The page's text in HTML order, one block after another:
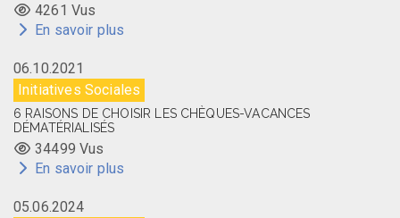
4261 Vus
En savoir plus
06.10.2021
Initiatives Sociales
6 RAISONS DE CHOISIR LES CHÈQUES-VACANCES
DÉMATÉRIALISÉS
34499 Vus
En savoir plus
05.06.2024